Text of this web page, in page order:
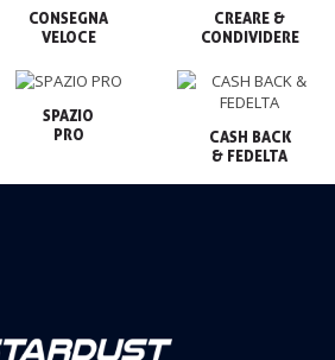
CONSEGNA
VELOCE
CREARE &
CONDIVIDERE
SPAZIO
PRO
CASH BACK
& FEDELTA